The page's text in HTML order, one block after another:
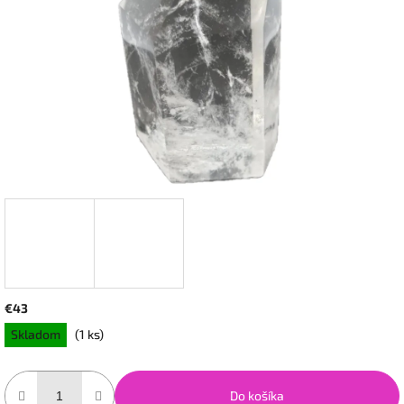
€43
Jednotková
cena:
Skladom (1 ks)
Do košíka